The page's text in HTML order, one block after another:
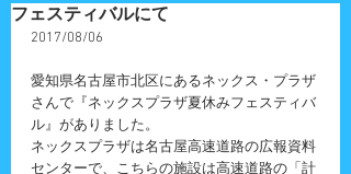
フェスティバルにて
2017/08/06
愛知県名古屋市北区にあるネックス・プラザ
さんで『ネックスプラザ夏休みフェスティバ
ル』がありました。
ネックスプラザは名古屋高速道路の広報資料
センターで、こちらの施設は高速道路の「計